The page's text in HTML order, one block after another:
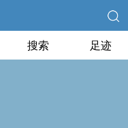
搜索 足迹